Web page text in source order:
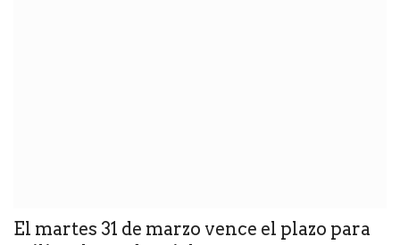
El martes 31 de marzo vence el plazo para